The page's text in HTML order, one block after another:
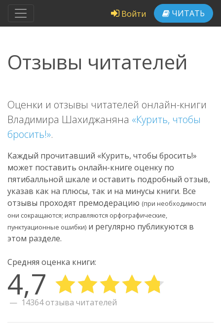
Войти ЧИТАТЬ
Отзывы читателей
Оценки и отзывы читателей онлайн-книги
Владимира Шахиджаняна «Курить, чтобы
бросить!».
Каждый прочитавший «Курить, чтобы бросить!»
может поставить онлайн-книге оценку по
пятибалльной шкале и оставить подробный отзыв,
указав как на плюсы, так и на минусы книги. Все
отзывы проходят премодерацию (при необходимости
они сокращаются; исправляются орфографические,
пунктуационные ошибки) и регулярно публикуются в
этом разделе.
Средняя оценка книги:
4,7
14364 отзыва читателей